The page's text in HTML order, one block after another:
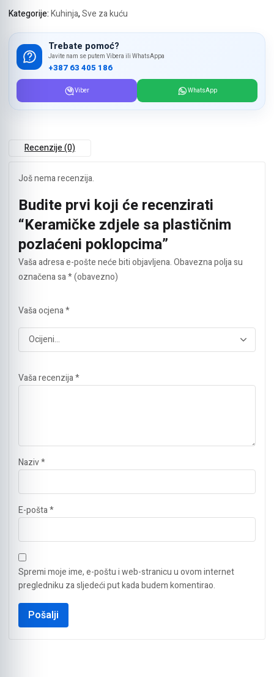
Kategorije:Kuhinja,Sve za kuću
Trebate pomoć?
Javite nam se putem Vibera ili WhatsAppa
+387 63 405 186
Viber WhatsApp
Recenzije (0)
Još nema recenzija.
Budite prvi koji će recenzirati
“Keramičke zdjele sa plastičnim
pozlaćeni poklopcima”
Vaša adresa e-pošte neće biti objavljena.Obavezna polja su
označena sa* (obavezno)
Vaša ocjena*
Vaša recenzija*
Naziv*
E-pošta*
Spremi moje ime, e-poštu i web-stranicu u ovom internet
pregledniku za sljedeći put kada budem komentirao.